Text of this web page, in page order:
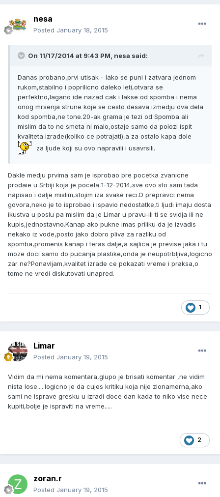
nesa
Posted January 18, 2015
On 11/17/2014 at 9:43 PM, nesa said:
Danas probano,prvi utisak - lako se puni i zatvara jednom
rukom,stabilno i poprilicno daleko leti,otvara se
perfektno,lagano ide nazad cak i lakse od spomba i nema
onog mrsenja strune koje se cesto desava izmedju dva dela
kod spomba,ne tone.20-ak grama je tezi od Spomba ali
mislim da to ne smeta ni malo,ostaje samo da polozi ispit
kvaliteta izrade(koliko ce potrajati),a za ostalo kapa dole
za ljude koji su ovo napravili i usavrsili.
Dakle medju prvima sam je isprobao pre pocetka zvanicne
prodaie u Srbiji koja je pocela 1-12-2014,sve ovo sto sam tada
napisao i dalje mislim,stojim iza svake reci.O prepravci nema
govora,neko je to isprobao i ispavio nedostatke,ti ljudi imaju dosta
ikustva u poslu pa mislim da je Limar u pravu-ili ti se svidja ili ne
kupis,jednostavno.Kanap ako pukne imas priliku da je izvadis
nekako iz vode,posto jako dobro pliva za razliku od
spomba,promenis kanap i teras dalje,a sajlica je previse jaka i tu
moze doci samo do pucanja plastike,onda je neupotrbljiva,logicno
zar ne?Ponavljam,kvalitet izrade ce pokazati vreme i praksa,o
tome ne vredi diskutovati unapred.
1
Limar
Posted January 19, 2015
Vidim da mi nema komentara,glupo je brisati komentar ,ne vidim
nista lose.....logicno je da cujes kritiku koja nije zlonamerna,ako
sami ne isprave gresku u izradi doce dan kada to niko vise nece
kupiti,bolje je ispraviti na vreme.....
2
zoran.r
Posted January 19, 2015